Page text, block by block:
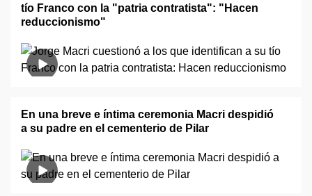
tío Franco con la "patria contratista": "Hacen
reduccionismo"
En una breve e íntima ceremonia Macri despidió
a su padre en el cementerio de Pilar